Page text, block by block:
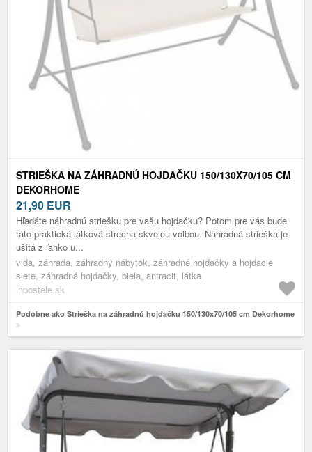
STRIEŠKA NA ZÁHRADNÚ HOJDAČKU 150/130X70/105 CM
DEKORHOME
21,90 EUR
Hľadáte náhradnú striešku pre vašu hojdačku? Potom pre vás bude
táto praktická látková strecha skvelou voľbou. Náhradná strieška je
ušitá z ľahko u...
vida, záhrada, záhradný nábytok, záhradné hojdačky a hojdacie
siete, záhradná hojdačky, biela, antracit, látka
inpostele.sk
Podobne ako Strieška na záhradnú hojdačku 150/130x70/105 cm Dekorhome